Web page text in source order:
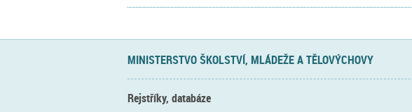
MINISTERSTVO ŠKOLSTVÍ, MLÁDEŽE A TĚLOVÝCHOVY
Rejstříky, databáze